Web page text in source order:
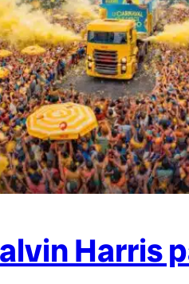
Harris